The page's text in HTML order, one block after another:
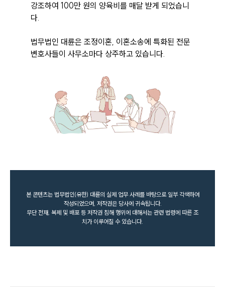
강조하여 100만 원의 양육비를 매달 받게 되었습니
다.
법무법인 대륜은 조정이혼, 이혼소송에 특화된 전문
변호사들이 사무소마다 상주하고 있습니다.
본 콘텐츠는 법무법인(유한) 대륜의 실제 업무 사례를 바탕으로 일부 각색하여
작성되었으며, 저작권은 당사에 귀속됩니다.
무단 전재, 복제 및 배포 등 저작권 침해 행위에 대해서는 관련 법령에 따른 조
치가 이루어질 수 있습니다.